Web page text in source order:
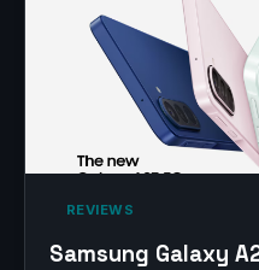
‎ REVIEWS‎
Samsung Galaxy